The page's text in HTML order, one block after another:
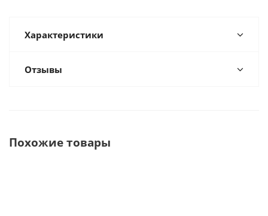
Характеристики
Отзывы
Похожие товары